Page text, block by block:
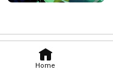
Home